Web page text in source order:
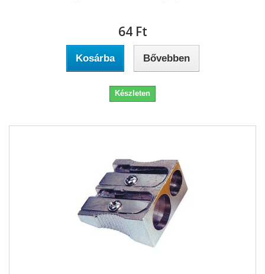
64 Ft‎
Kosárba Bővebben
Készleten